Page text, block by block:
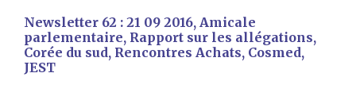
Newsletter 62 : 21 09 2016, Amicale
parlementaire, Rapport sur les allégations,
Corée du sud, Rencontres Achats, Cosmed,
JEST